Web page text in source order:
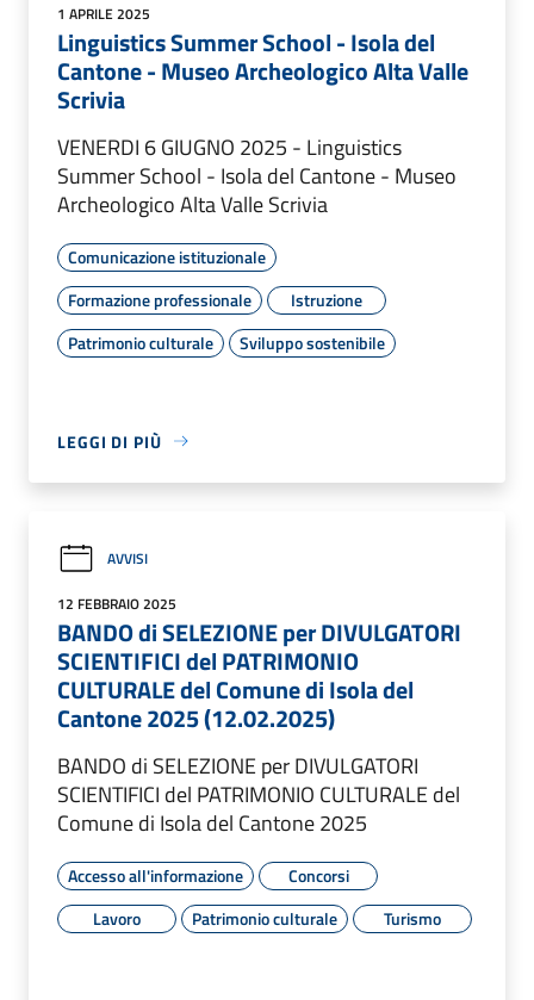
1 APRILE 2025
Linguistics Summer School - Isola del
Cantone - Museo Archeologico Alta Valle
Scrivia
VENERDI 6 GIUGNO 2025 - Linguistics
Summer School - Isola del Cantone - Museo
Archeologico Alta Valle Scrivia
Comunicazione istituzionale
Formazione professionale
Istruzione
Patrimonio culturale
Sviluppo sostenibile
LEGGI DI PIÙ
AVVISI
12 FEBBRAIO 2025
BANDO di SELEZIONE per DIVULGATORI
SCIENTIFICI del PATRIMONIO
CULTURALE del Comune di Isola del
Cantone 2025 (12.02.2025)
BANDO di SELEZIONE per DIVULGATORI
SCIENTIFICI del PATRIMONIO CULTURALE del
Comune di Isola del Cantone 2025
Accesso all'informazione
Concorsi
Lavoro
Patrimonio culturale Turismo